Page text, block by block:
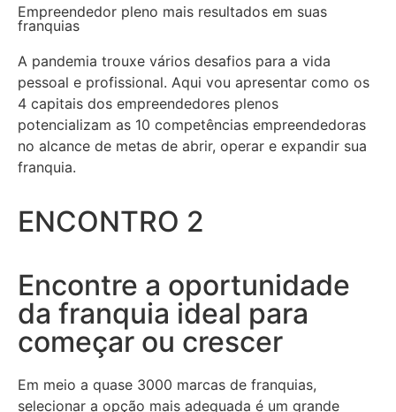
Empreendedor pleno mais resultados em suas
franquias
A pandemia trouxe vários desafios para a vida
pessoal e profissional. Aqui vou apresentar como os
4 capitais dos empreendedores plenos
potencializam as 10 competências empreendedoras
no alcance de metas de abrir, operar e expandir sua
franquia.
ENCONTRO 2
Encontre a oportunidade
da franquia ideal para
começar ou crescer
Em meio a quase 3000 marcas de franquias,
selecionar a opção mais adequada é um grande